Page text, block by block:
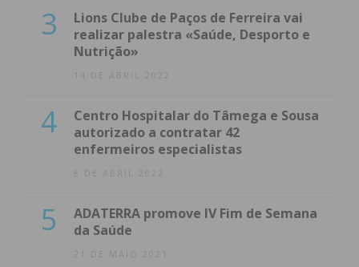
3
Lions Clube de Paços de Ferreira vai
realizar palestra «Saúde, Desporto e
Nutrição»
14 DE ABRIL 2022
4
Centro Hospitalar do Tâmega e Sousa
autorizado a contratar 42
enfermeiros especialistas
8 DE ABRIL 2022
5
ADATERRA promove IV Fim de Semana
da Saúde
21 DE MAIO 2021